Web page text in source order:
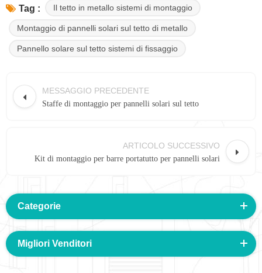
Tag : Il tetto in metallo sistemi di montaggio
Montaggio di pannelli solari sul tetto di metallo
Pannello solare sul tetto sistemi di fissaggio
MESSAGGIO PRECEDENTE
Staffe di montaggio per pannelli solari sul tetto
ARTICOLO SUCCESSIVO
Kit di montaggio per barre portatutto per pannelli solari
Categorie
Migliori Venditori